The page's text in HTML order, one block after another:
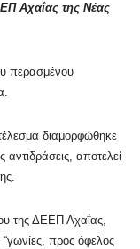
Αχαΐας της Νέας
περασμένου
διαμορφώθηκε
αποτελεί
της ΔΕΕΠ Αχαΐας,
“γωνίες, προς όφελος